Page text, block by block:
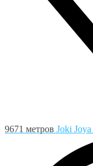
9671 метров Joki Joya